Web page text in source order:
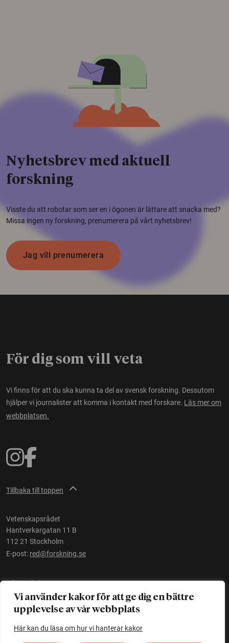
Vi använder kakor för att ge dig en bättre
upplevelse av vår webbplats
Här kan du läsa om hur vi hanterar kakor
Nyhetsbrev med aktuell
forskning
Visste du att robotar som ser en i ögonen är lättare att snacka med?
Missa ingen ny forskning, prenumerera på vårt nyhetsbrev!
Jag vill prenumerera
För dig som vill veta
Vi finns för att du ska kunna ta del av svensk forskning. Dessutom
hjälper vi journalister att komma i kontakt med forskare. Läs mer om
webbplatsen.
Tillbaka till toppen
Vetenskapsrådet
Hantverkargatan 11 B
112 21 Stockholm
E-post: red@forskning.se
Tillgänglighet
Ett initiativ avVetenskapsrådet